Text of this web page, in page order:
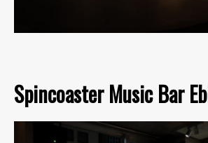
Spincoaster Music Bar